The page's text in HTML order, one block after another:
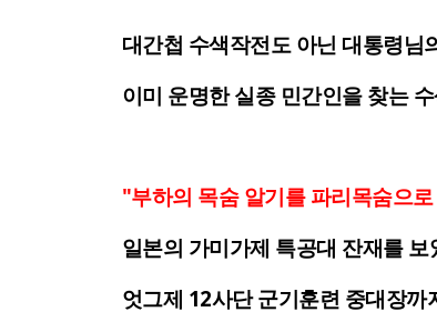
대간첩 수색작전도 아닌 대통령님
이미 운명한 실종 민간인을 찾는
"부하의 목숨 알기를 파리목숨으
일본의 가미가제 특공대 잔재를
엇그제 12사단 군기훈련 중대장까